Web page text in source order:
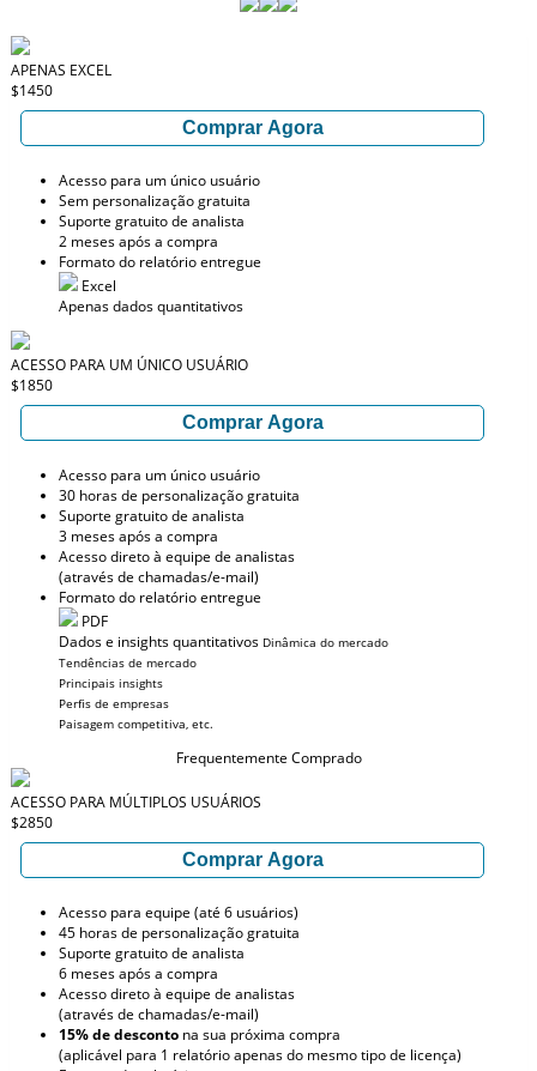
APENAS EXCEL
$1450
Comprar Agora
Acesso para um único usuário
Sem personalização gratuita
Suporte gratuito de analista
2 meses após a compra
Formato do relatório entregue
Excel
Apenas dados quantitativos
ACESSO PARA UM ÚNICO USUÁRIO
$1850
Comprar Agora
Acesso para um único usuário
30 horas de personalização gratuita
Suporte gratuito de analista
3 meses após a compra
Acesso direto à equipe de analistas
(através de chamadas/e-mail)
Formato do relatório entregue
PDF
Dados e insights quantitativos Dinâmica do mercado
Tendências de mercado
Principais insights
Perfis de empresas
Paisagem competitiva, etc.
Frequentemente Comprado
ACESSO PARA MÚLTIPLOS USUÁRIOS
$2850
Comprar Agora
Acesso para equipe (até 6 usuários)
45 horas de personalização gratuita
Suporte gratuito de analista
6 meses após a compra
Acesso direto à equipe de analistas
(através de chamadas/e-mail)
15% de desconto na sua próxima compra
(aplicável para 1 relatório apenas do mesmo tipo de licença)